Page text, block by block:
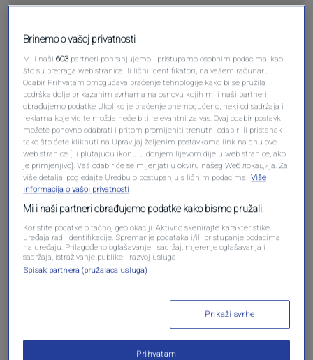
Pošalji komentar
Brinemo o vašoj privatnosti
Mi i naši603 partneri pohranjujemo i pristupamo osobnim podacima, kao
što su pretraga web stranica ili lični identifikatori, na vašem računaru .
Odabir Prihvatam omogućava praćenje tehnologije kako bi se pružila
podrška dolje prikazanim svrhama na osnovu kojih mi i naši partneri
obrađujemo podatke Ukoliko je praćenje onemogućeno, neki od sadržaja i
reklama koje vidite možda neće biti relevantni za vas. Ovaj odabir postavki
možete ponovno odabrati i pritom promijeniti trenutni odabir ili pristanak
tako što ćete kliknuti na Upravljaj željenim postavkama link na dnu ove
web stranice [ili plutajuću ikonu u donjem lijevom dijelu web stranice, ako
je primjenjivo]. Vaš odabir će se mijenjati u okviru našeg Wеб локација. Za
više detalja, pogledajte Uredbu o postupanju s ličnim podacima. Više
informacija o vašoj privatnosti
Mi i naši partneri obrađujemo podatke kako bismo pružali:
Koristite podatke o tačnoj geolokaciji. Aktivno skenirajte karakteristike
uređaja radi identifikacije. Spremanje podataka i/ili pristupanje podacima
na uređaju. Prilagođeno oglašavanje i sadržaj, mjerenje oglašavanja i
sadržaja, istraživanje publike i razvoj usluga.
Spisak partnera (pružalaca usluga)
Prikaži svrhe
Prihvatam